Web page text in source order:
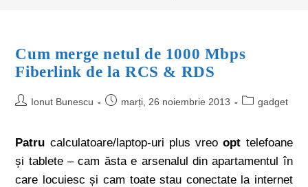
Cum merge netul de 1000 Mbps
Fiberlink de la RCS & RDS
Ionut Bunescu marți, 26 noiembrie 2013 gadget
Patru calculatoare/laptop-uri plus vreoopt telefoane
și tablete – cam ăsta e arsenalul din apartamentul în
care locuiesc și cam toate stau conectate la internet